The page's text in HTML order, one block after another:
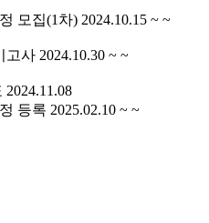
모집(1차) 2024.10.15 ~ ~
고사 2024.10.30 ~ ~
2024.11.08
등록 2025.02.10 ~ ~